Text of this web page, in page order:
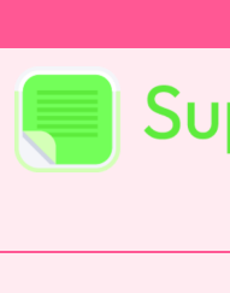
to
content